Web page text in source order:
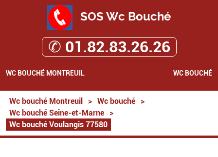
SOS Wc Bouché
✆ 01.82.83.26.26
WC BOUCHÉ MONTREUIL WC BOUCHÉ
Wc bouché Montreuil > Wc bouché
>
Wc bouché Seine-et-Marne
>
Wc bouché Voulangis 77580